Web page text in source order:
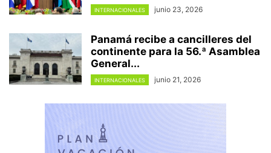
INTERNACIONALES junio 23, 2026
Panamá recibe a cancilleres del
continente para la 56.ª Asamblea
General...
INTERNACIONALES junio 21, 2026